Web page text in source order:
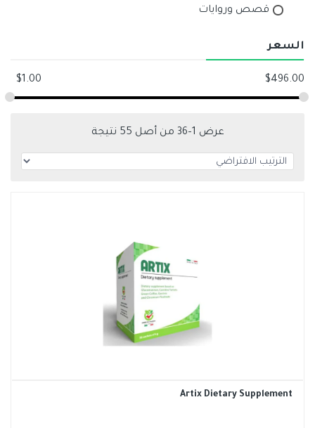
قصص وروايات
السعر
$1.00 $496.00
عرض 1–36 من أصل 55 نتيجة
Artix Dietary Supplement